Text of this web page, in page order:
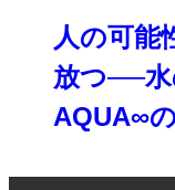
人の可能
放つ──水
AQUA∞